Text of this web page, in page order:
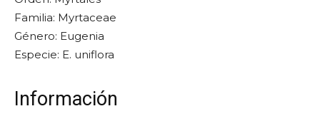
Familia: Myrtaceae
Género: Eugenia
Especie: E. uniflora
Información